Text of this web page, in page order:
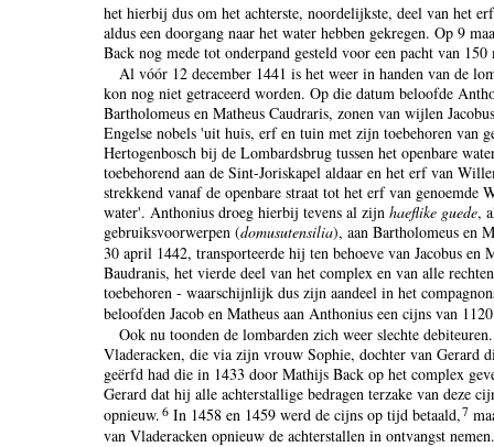
het hierbij dus om het achterste, noordelijkste, deel van het
aldus een doorgang naar het water hebben gekregen. Op 9
Back nog mede tot onderpand gesteld voor een pacht van
Al vóór 12 december 1441 is het weer in handen van de
kon nog niet getraceerd worden. Op die datum beloofde
Bartholomeus en Matheus Caudraris, zonen van wijlen
Engelse nobels 'uit huis, erf en tuin met zijn toebehoren van
Hertogenbosch bij de Lombardsbrug tussen het openbare
toebehorend aan de Sint-Joriskapel aldaar en het erf van
strekkend vanaf de openbare straat tot het erf van genoemde
water'. Anthonius droeg hierbij tevens al zijnhaeflike guede,
gebruiksvoorwerpen (domusutensilia), aan Bartholomeus en
30 april 1442, transporteerde hij ten behoeve van Jacobus en
Baudranis, het vierde deel van het complex en van alle
toebehoren - waarschijnlijk dus zijn aandeel in het
beloofden Jacob en Matheus aan Anthonius een cijns van
Ook nu toonden de lombarden zich weer slechte
Vladeracken, die via zijn vrouw Sophie, dochter van Gerard
geërfd had die in 1433 door Mathijs Back op het complex
Gerard dat hij alle achterstallige bedragen terzake van deze
opnieuw. 6In 1458 en 1459 werd de cijns op tijd betaald,7
van Vladeracken opnieuw de achterstallen in ontvangst